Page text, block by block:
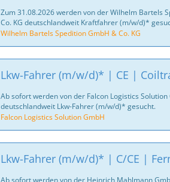
Zum 31.08.2026 werden von der Wilhelm Bartels
Co. KG deutschlandweit Kraftfahrer (m/w/d)*
Wilhelm Bartels Spedition GmbH & Co. KG
Lkw-Fahrer (m/w/d)* | CE |
Ab sofort werden von der Falcon Logistics Solution
deutschlandweit Lkw-Fahrer (m/w/d)* gesucht.
Falcon Logistics Solution GmbH
Lkw-Fahrer (m/w/d)* | C/CE |
Ab sofort werden von der Heinrich Mahlmann